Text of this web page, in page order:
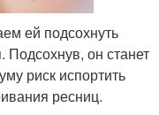
ей подсохнуть
Подсохнув, он станет
риск испортить
ресниц.